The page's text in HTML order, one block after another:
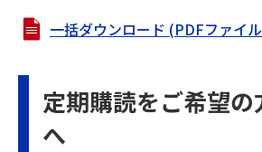
一括ダウンロード (PDFファイ
定期購読をご希望の
へ